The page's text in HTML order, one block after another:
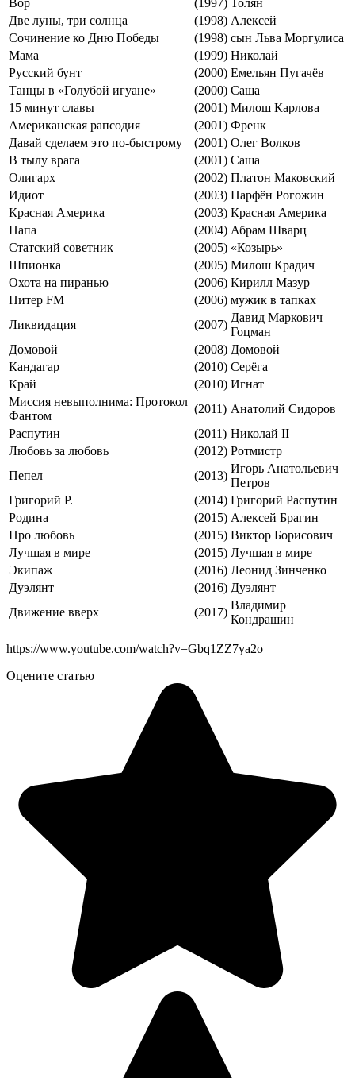
Вор (1997)
Толян
Две луны, три солнца
(1998) Алексей
Сочинение ко Дню Победы
(1998) сын Льва Моргулиса
Мама
(1999) Николай
Русский бунт
(2000) Емельян Пугачёв
Танцы в «Голубой игуане»
(2000) Саша
15 минут славы
(2001) Милош Карлова
Американская рапсодия
(2001) Френк
Давай сделаем это по-быстрому
(2001) Олег Волков
В тылу врага
(2001) Сашa
Олигарх
(2002) Платон Маковский
Идиот
(2003) Парфён Рогожин
Красная Америка
(2003) Красная Америка
Папа
(2004) Абрам Шварц
Статский советник
(2005) «Козырь»
Шпионка
(2005) Милош Крадич
Охота на пиранью
(2006) Кирилл Мазур
Питер FM
(2006) мужик в тапках
Ликвидация
(2007)
Давид Маркович
Гоцман
Домовой
(2008) Домовой
Кандагар
(2010) Серёга
Край
(2010) Игнат
Миссия невыполнима: Протокол
Фантом
(2011) Анатолий Сидоров
Распутин
(2011) Николай II
Любовь за любовь
(2012) Ротмистр
Пепел
(2013)
Игорь Анатольевич
Петров
Григорий Р.
(2014) Григорий Распутин
Родина
(2015) Алексей Брагин
Про любовь
(2015) Виктор Борисович
Лучшая в мире
(2015) Лучшая в мире
Экипаж
(2016) Леонид Зинченко
Дуэлянт
(2016) Дуэлянт
Движение вверх
(2017)
Владимир
Кондрашин
https://www.youtube.com/watch?v=Gbq1ZZ7ya2o
Оцените статью